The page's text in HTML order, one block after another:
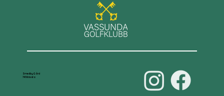
Smedby Gård
741 Knivsta